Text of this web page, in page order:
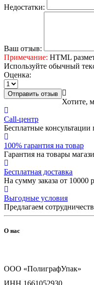
Недостатки:
Ваш отзыв:
Примечание: HTML
Используйте обычный
Оценка:
Отправить отзыв
Хотите,
Call-центр
Бесплатные консультации
100% гарантия на товар
Гарантия на товары
Бесплатная доставка
На сумму заказа от 10000
Выгодные условия
Предлагаем
О нас
ООО «ПолиграфУпак»